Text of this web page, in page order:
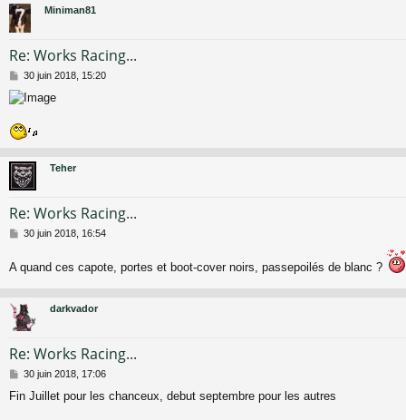
Miniman81
Re: Works Racing...
M
e
s
a
g
30 juin 2018, 15:20
Teher
Re: Works Racing...
M
s
e
30 juin 2018, 16:54
A quand ces capote, portes et boot-cover noirs, passepoilés de blanc ?
darkvador
Re: Works Racing...
M
s
30 juin 2018, 17:06
Fin Juillet pour les chanceux, debut septembre pour les autres